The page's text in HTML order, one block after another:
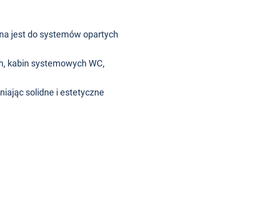
jest do systemów opartych
kabin systemowych WC,
solidne i estetyczne